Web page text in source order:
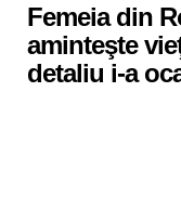
Femeia din
aminteşte
detaliu i-a